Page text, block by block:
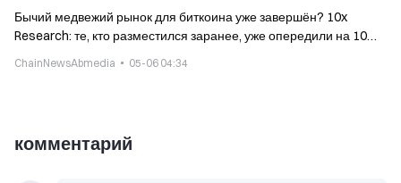
Бычий медвежий рынок для биткоина уже завершён? 10x
Research: те, кто разместился заранее, уже опередили на 10%
ChainNewsAbmedia 05-06 04:34
комментарий